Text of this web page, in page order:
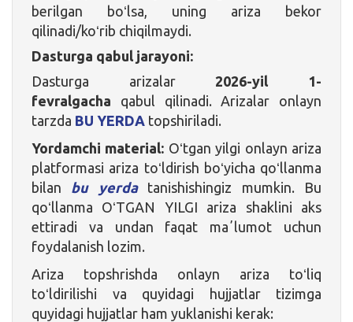
berilgan boʻlsa, uning ariza bekor
qilinadi/koʻrib chiqilmaydi.
Dasturga qabul jarayoni:
Dasturga arizalar2026-yil 1-
fevralgacha qabul qilinadi. Arizalar onlayn
tarzda BU YERDA topshiriladi.
Yordamchi material: Oʻtgan yilgi onlayn ariza
platformasi ariza toʻldirish boʻyicha qoʻllanma
bilan bu yerdatanishishingiz mumkin. Bu
qoʻllanma OʻTGAN YILGI ariza shaklini aks
ettiradi va undan faqat maʼlumot uchun
foydalanish lozim.
Ariza topshrishda onlayn ariza toʻliq
toʻldirilishi va quyidagi hujjatlar tizimga
quyidagi hujjatlar ham yuklanishi kerak: